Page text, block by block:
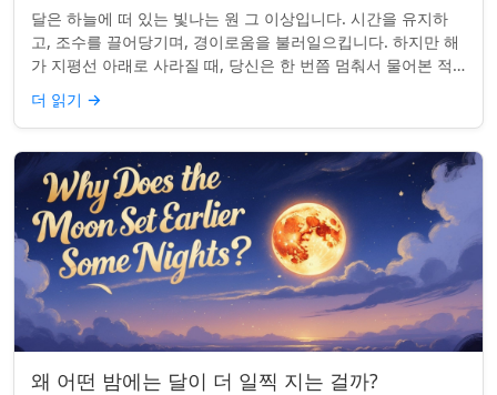
달은 하늘에 떠 있는 빛나는 원 그 이상입니다. 시간을 유지하
고, 조수를 끌어당기며, 경이로움을 불러일으킵니다. 하지만 해
가 지평선 아래로 사라질 때, 당신은 한 번쯤 멈춰서 물어본 적
이 있나요: 그곳은 어디일까? ...
더 읽기 →
왜 어떤 밤에는 달이 더 일찍 지는 걸까?